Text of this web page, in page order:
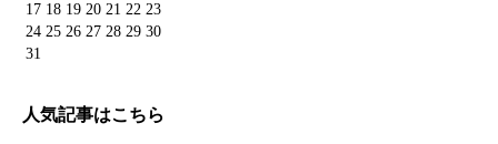
17 18 19 20 21 22 23
24 25 26 27 28 29 30
31
人気記事はこちら